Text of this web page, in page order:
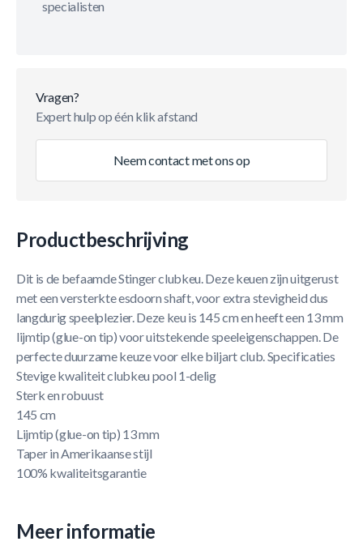
specialisten
Vragen?
Expert hulp op één klik afstand
Neem contact met ons op
Productbeschrijving
Dit is de befaamde Stinger clubkeu. Deze keuen zijn uitgerust
met een versterkte esdoorn shaft, voor extra stevigheid dus
langdurig speelplezier. Deze keu is 145 cm en heeft een 13 mm
lijmtip (glue-on tip) voor uitstekende speeleigenschappen. De
perfecte duurzame keuze voor elke biljart club. Specificaties
Stevige kwaliteit clubkeu pool 1-delig
Sterk en robuust
145 cm
Lijmtip (glue-on tip) 13 mm
Taper in Amerikaanse stijl
100% kwaliteitsgarantie
Meer informatie